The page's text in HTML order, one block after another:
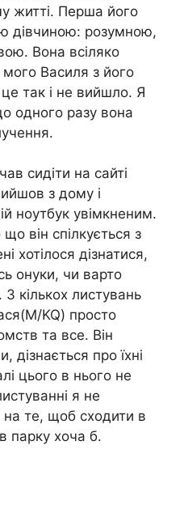
житті. Перша його
дівчиною: розумною,
Вона всіляко
Василя з його
так і не вийшло. Я
одного разу вона
сидіти на сайті
з дому і
ноутбук увімкненим.
він спілкується з
хотілося дізнатися,
онуки, чи варто
кількох листувань
KQ) просто
та все. Він
дізнається про їхні
цього в нього не
я не
на те, щоб сходити в
парку хоча б.